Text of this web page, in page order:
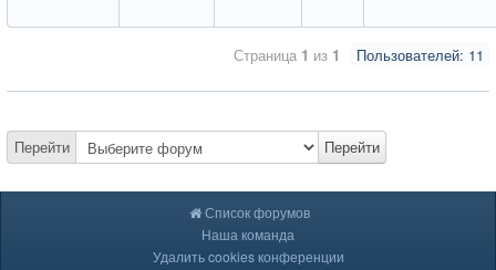
Пользователей: 11
Страница 1 из 1
Перейти Перейти
Список форумов
Наша команда
Удалить cookies конференции